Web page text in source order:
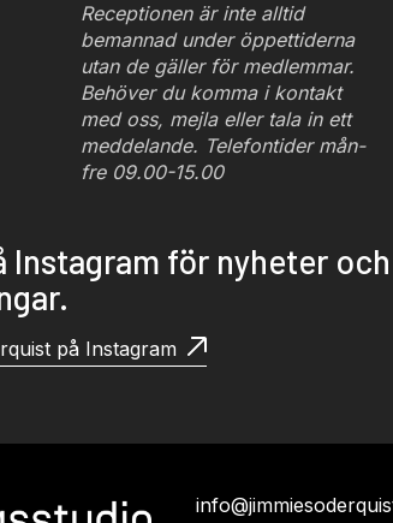
Receptionen är inte alltid
bemannad under öppettiderna
utan de gäller för medlemmar.
Behöver du komma i kontakt
med oss, mejla eller tala in ett
meddelande. Telefontider mån-
fre 09.00-15.00
Instagram för nyheter och
på Instagram